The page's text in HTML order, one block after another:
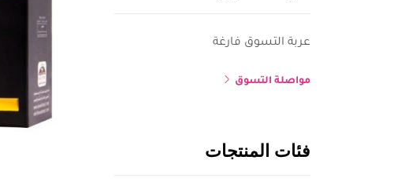
عربة التسوق فارغة
مواصلة التسوق
فئات المنتجات